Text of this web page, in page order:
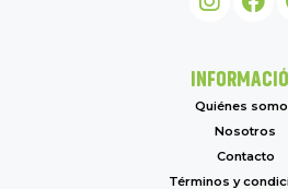
Quiénes
Nosotros
Contacto
Términos y